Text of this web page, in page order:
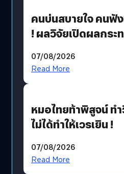
คนบ่นสบายใจ คนฟั
! ผลวิจัยเปิดผลกระ
07/08/2026
Read More
หมอไทยท้าพิสูจน์ ท
ไม่ได้ทำให้เวรเยิน !
07/08/2026
Read More